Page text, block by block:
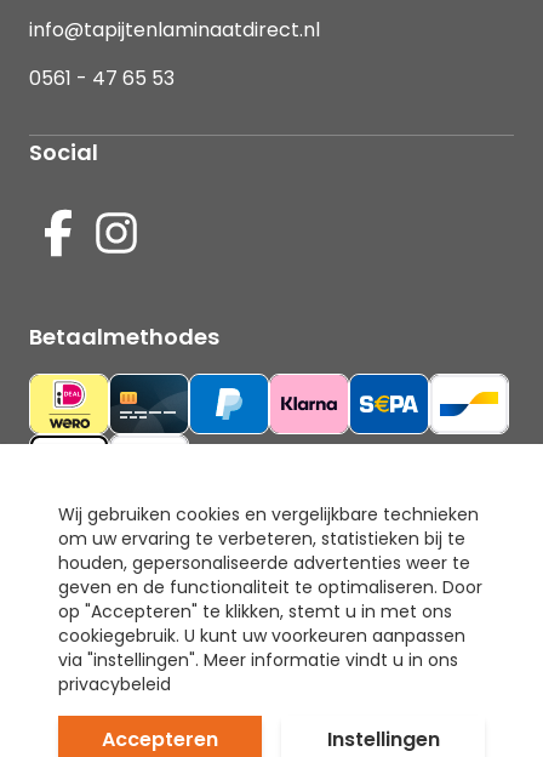
Wij gebruiken cookies en vergelijkbare technieken
om uw ervaring te verbeteren, statistieken bij te
houden, gepersonaliseerde advertenties weer te
geven en de functionaliteit te optimaliseren. Door
op "Accepteren" te klikken, stemt u in met ons
cookiegebruik. U kunt uw voorkeuren aanpassen
via "instellingen". Meer informatie vindt u in ons
privacybeleid
Accepteren Instellingen
info@tapijtenlaminaatdirect.nl
0561 - 47 65 53
Social
Betaalmethodes
Ons keurmerk
© Tapijt & Laminaat Direct. Alle rechten voorbehouden.